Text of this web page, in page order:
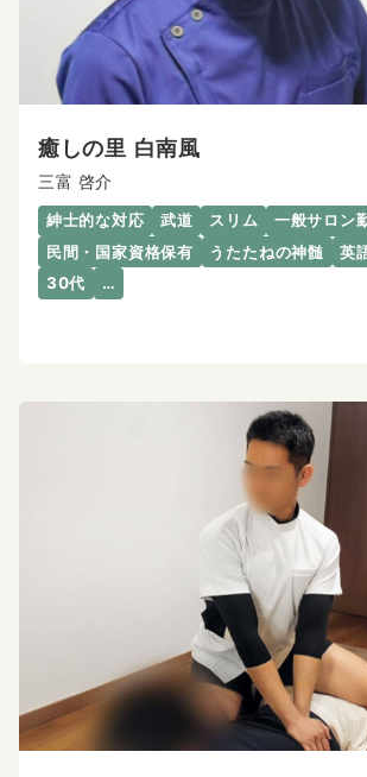
癒しの里 白南風
三富 啓介
紳士的な対応 武道 スリム
一般サロン
民間・国家資格保有
うたたねの神髄
英
30代
…